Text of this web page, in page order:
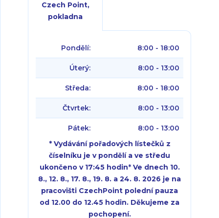
Czech Point,
pokladna
Pondělí: 8:00 - 18:00
Úterý: 8:00 - 13:00
Středa: 8:00 - 18:00
Čtvrtek: 8:00 - 13:00
Pátek:
8:00 - 13:00
* Vydávání pořadových lístečků z
číselníku je v pondělí a ve středu
ukončeno v 17:45 hodin* Ve dnech 10.
8., 12. 8., 17. 8., 19. 8. a 24. 8. 2026 je na
pracovišti CzechPoint polední pauza
od 12.00 do 12.45 hodin. Děkujeme za
pochopení.